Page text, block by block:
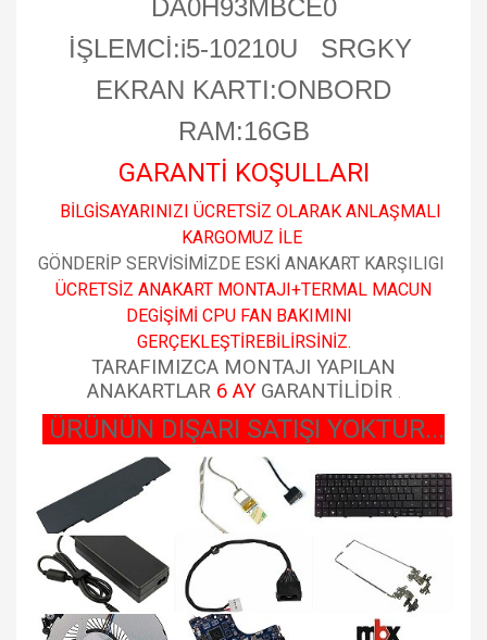
DA0H93MBCE0
İŞLEMCİ:i5-10210U SRGKY
EKRAN KARTI:ONBORD
RAM:16GB
GARANTİ KOŞULLARI
BİLGİSAYARINIZI ÜCRETSİZ OLARAK ANLAŞMALI
KARGOMUZ İLE
GÖNDERİP SERVİSİMİZDE ESKİ ANAKART KARŞILIGI
ÜCRETSİZ ANAKART MONTAJI+TERMAL MACUN
DEGİŞİMİ CPU FAN BAKIMINI
GERÇEKLEŞTİREBİLİRSİNİZ.
TARAFIMIZCA MONTAJI YAPILAN
ANAKARTLAR 6 AYGARANTİLİDİR .
ÜRÜNÜN DIŞARI SATIŞI YOKTUR...